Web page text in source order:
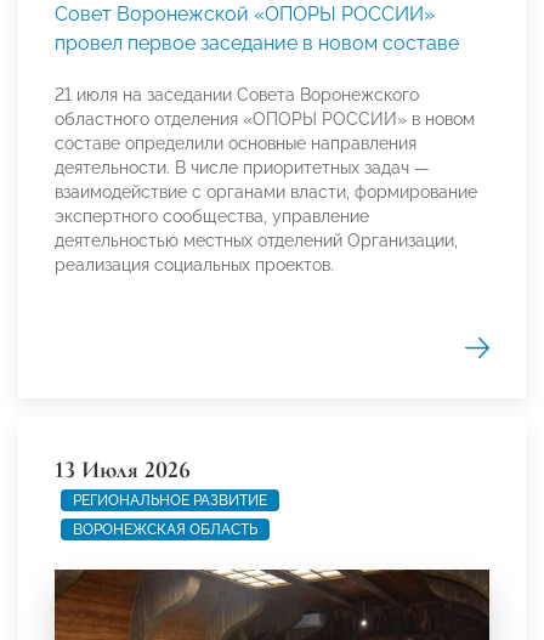
Совет Воронежской «ОПОРЫ РОССИИ»
провел первое заседание в новом составе
21 июля на заседании Совета Воронежского
областного отделения «ОПОРЫ РОССИИ» в новом
составе определили основные направления
деятельности. В числе приоритетных задач —
взаимодействие с органами власти, формирование
экспертного сообщества, управление
деятельностью местных отделений Организации,
реализация социальных проектов.
13 Июля 2026
РЕГИОНАЛЬНОЕ РАЗВИТИЕ
ВОРОНЕЖСКАЯ ОБЛАСТЬ